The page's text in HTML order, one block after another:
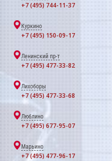
+7 (495) 744-11-37
Куркино
+7 (495) 150-09-17
Ленинский пр-т
+7 (495) 477-33-82
Лихоборы
+7 (495) 477-33-68
Люблино
+7 (495) 677-95-07
Марьино
+7 (495) 477-96-17